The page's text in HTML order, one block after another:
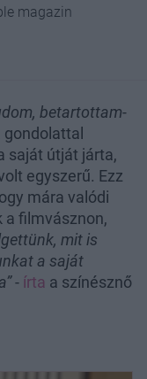
magazin
betartottam-
saját útját járta,
egyszerű. Ezz
mára valódi
a filmvásznon,
mit is
a saját
- írta a színésznő